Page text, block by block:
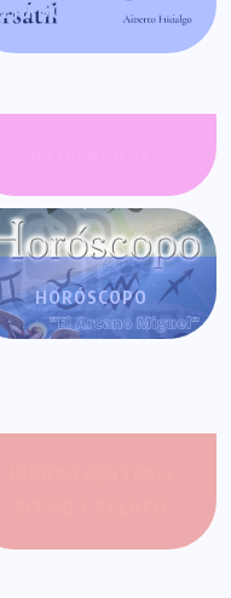
ENFOQUE VERSÁTIL
HORÓSCOPO